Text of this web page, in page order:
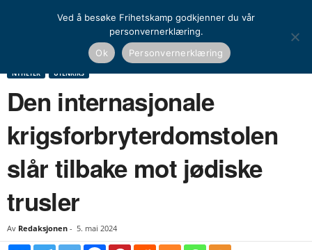
Den internasjonale krigsforbryterdomstolen slår tilbake mot jødiske
NYHETER UTENRIKS
Den internasjonale
krigsforbryterdomstolen
slår tilbake mot jødiske
trusler
Av Redaksjonen - 5. mai 2024
Ved å besøke Frihetskamp godkjenner du vår
personvernerklæring.
Ok
Personvernerklæring